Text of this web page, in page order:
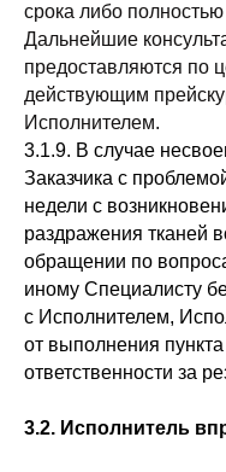
срока либо
Дальнейшие
предоставляются по
действующим
Исполнителем.
3.1.9. В случае
Заказчика с
недели с
раздражения тканей
обращении по
иному Специалисту
с Исполнителем,
от выполнения
ответственности за
3.2. Исполнитель